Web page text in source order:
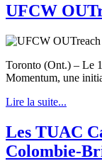
UFCW
Toronto (Ont.) – Le
Momentum, une
Lire la suite...
Les TUAC
Colombie-